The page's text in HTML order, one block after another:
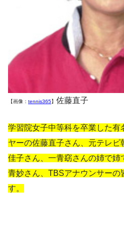
【画像： tennis365】 佐藤直子
学習院女子中等科を卒業した有
ヤーの佐藤直子さん、元テレ
佳子さん、一青窈さんの姉で姉
青妙さん、TBSアナウンサーの
す。